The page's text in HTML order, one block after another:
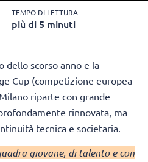
TEMPO DI LETTURA
più di 5 minuti
dello scorso anno e la
Cup (competizione europea
riparte con grande
rinnovata, ma
tecnica e societaria.
giovane, di talento e con